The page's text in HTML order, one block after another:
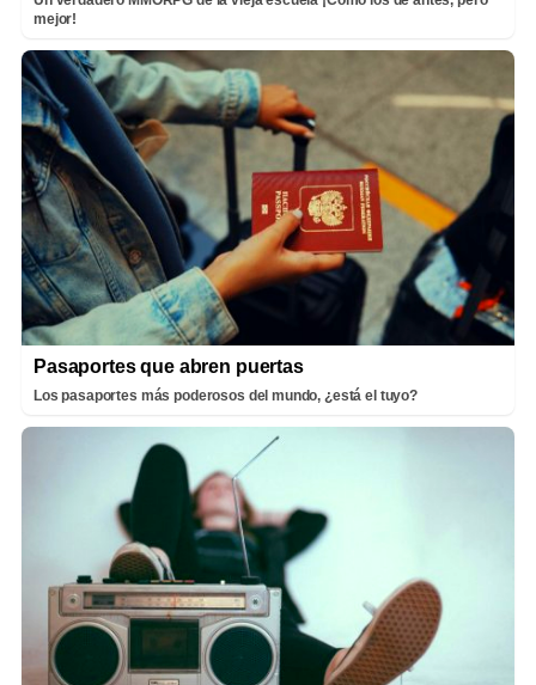
mejor!
Pasaportes que abren puertas
Los pasaportes más poderosos del mundo, ¿está el tuyo?